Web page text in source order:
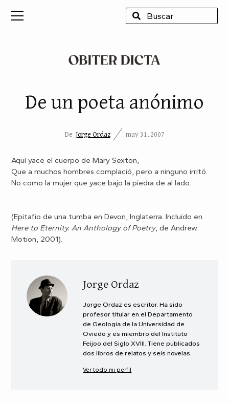
De un poeta anónimo
De Jorge Ordaz may 31, 2007
Aquí yace el cuerpo de Mary Sexton,
Que a muchos hombres complació, pero a ninguno irritó.
No como la mujer que yace bajo la piedra de al lado.
(Epitafio de una tumba en Devon, Inglaterra. Incluido en
Here to Eternity. An Anthology of Poetry, de Andrew
Motion, 2001).
Jorge Ordaz
Jorge Ordaz es escritor. Ha sido
profesor titular en el Departamento
de Geología de la Universidad de
Oviedo y es miembro del Instituto
Feijoo del Siglo XVIII. Tiene publicados
dos libros de relatos y seis novelas.
Ver todo mi perfil